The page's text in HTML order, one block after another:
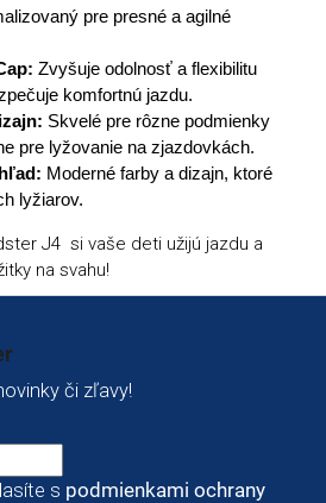
pre presné a agilné
Zvyšuje odolnosť a flexibilitu
komfortnú jazdu.
Skvelé pre rôzne podmienky
pre lyžovanie na zjazdovkách.
Moderné farby a dizajn, ktoré
lyžiarov.
J4 si vaše deti užijú jazdu a
na svahu!
či zľavy!
s podmienkami ochrany